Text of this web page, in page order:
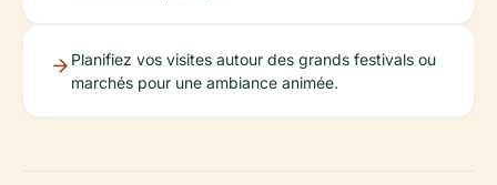
Planifiez vos visites autour des grands festivals ou
marchés pour une ambiance animée.